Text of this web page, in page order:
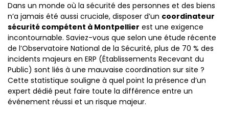
Dans un monde où la sécurité des personnes et des biens
n’a jamais été aussi cruciale, disposer d’un coordinateur
sécurité compétent à Montpellier est une exigence
incontournable. Saviez-vous que selon une étude récente
de l’Observatoire National de la Sécurité, plus de 70 % des
incidents majeurs en ERP (Établissements Recevant du
Public) sont liés à une mauvaise coordination sur site ?
Cette statistique souligne à quel point la présence d’un
expert dédié peut faire toute la différence entre un
événement réussi et un risque majeur.